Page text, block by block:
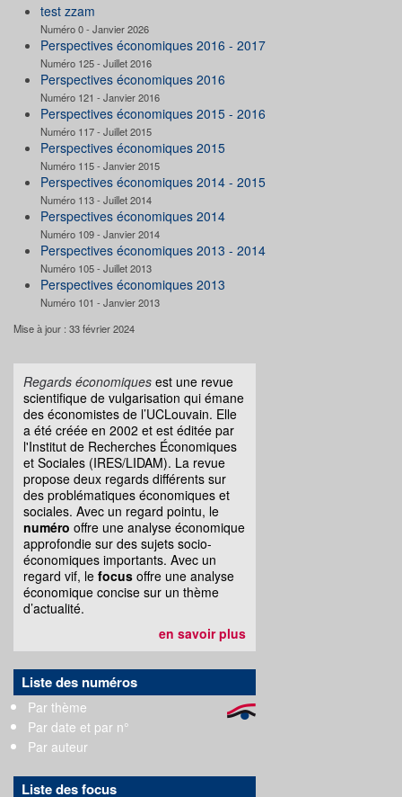
test zzam
Numéro 0 - Janvier 2026
Perspectives économiques 2016 - 2017
Numéro 125 - Juillet 2016
Perspectives économiques 2016
Numéro 121 - Janvier 2016
Perspectives économiques 2015 - 2016
Numéro 117 - Juillet 2015
Perspectives économiques 2015
Numéro 115 - Janvier 2015
Perspectives économiques 2014 - 2015
Numéro 113 - Juillet 2014
Perspectives économiques 2014
Numéro 109 - Janvier 2014
Perspectives économiques 2013 - 2014
Numéro 105 - Juillet 2013
Perspectives économiques 2013
Numéro 101 - Janvier 2013
Mise à jour : 33 février 2024
Regards économiques est une revue
scientifique de vulgarisation qui émane
des économistes de l’UCLouvain. Elle
a été créée en 2002 et est éditée par
l'Institut de Recherches Économiques
et Sociales (IRES/LIDAM). La revue
propose deux regards différents sur
des problématiques économiques et
sociales. Avec un regard pointu, le
numéro offre une analyse économique
approfondie sur des sujets socio-
économiques importants. Avec un
regard vif, le focus offre une analyse
économique concise sur un thème
d’actualité.
en savoir plus
Liste des numéros
Par thème
Par date et par n°
Par auteur
Liste des focus